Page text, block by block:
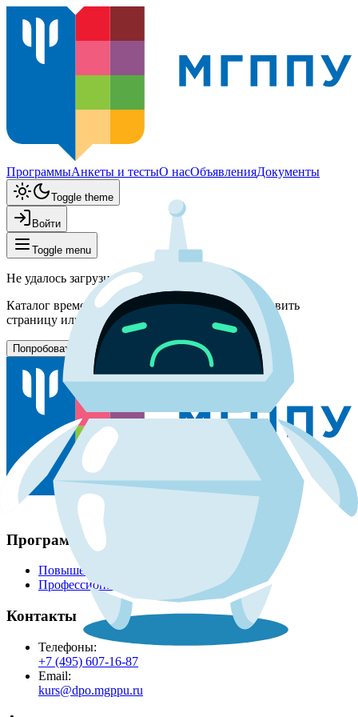
ПрограммыАнкеты и тестыО насОбъявленияДокументы
Toggle theme
Войти
Toggle menu
Не удалось загрузить программы
Каталог временно недоступен. Попробуйте обновить
страницу или вернитесь позже.
Попробовать снова
Программы
Повышение квалификации
Профессиональная переподготовка
Контакты
Телефоны:
+7 (495) 607-16-87
Email:
kurs@dpo.mgppu.ru